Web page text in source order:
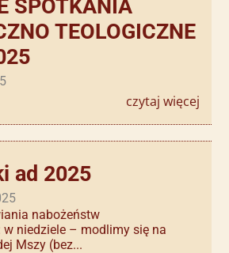
SPOTKANIA
TEOLOGICZNE
czytaj więcej
ad 2025
nabożeństw
niedziele – modlimy się na
Mszy (bez...